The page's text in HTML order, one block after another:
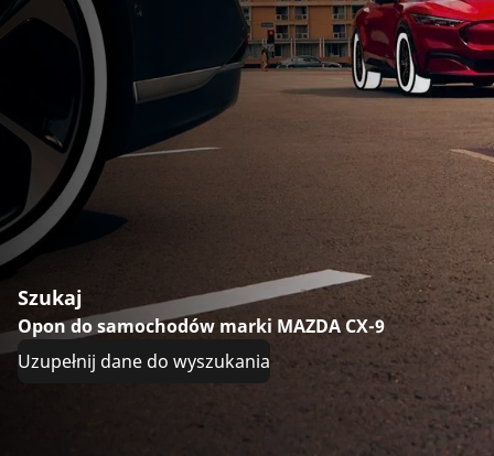
Szukaj
Opon do samochodów marki MAZDA CX-9
Uzupełnij dane do wyszukania